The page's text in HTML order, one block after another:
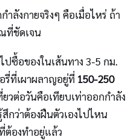
ำลังกายจริงๆ คือเมื่อไหร่ ถ้า
ที่ชัดเจน
ปซื้อของในเส้นทาง 3-5 กม.
รี่ที่เผาผลาญอยู่ที่ 150-250
ยวต่อวันคือเทียบเท่าออกกำลัง
สึกว่าต้องฝืนตัวเองไปไหน
ต้องทำอยู่แล้ว